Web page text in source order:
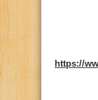
https://